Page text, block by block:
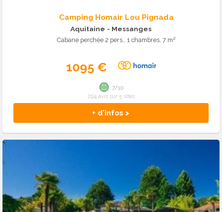
Camping Homair Lou Pignada
Aquitaine - Messanges
Cabane perchée 2 pers., 1 chambres, 7 m²
1095 €
+ d'infos >
7/10
294 avis sur 5 sites